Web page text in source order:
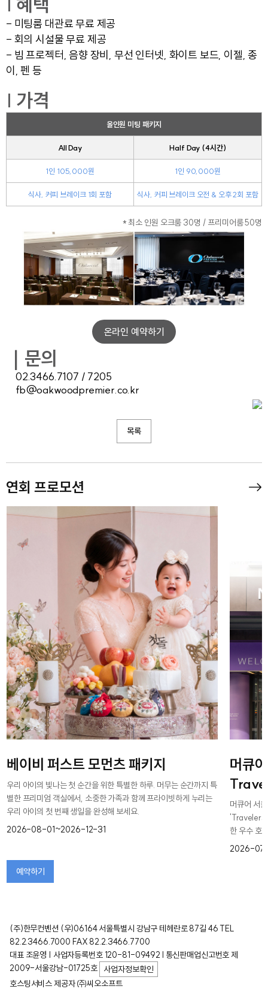
- 미팅룸 대관료 무료 제공
- 회의 시설물 무료 제공
- 빔 프로젝터, 음향 장비, 무선 인터넷, 화이트 보드, 이젤, 종
이, 펜 등
| 가격
올인원 미팅 패키지
All Day Half Day (4시간)
1인 105,000원 1인 90,000원
식사, 커피 브레이크 1회 포함 식사, 커피 브레이크 오전 & 오후 2회 포함
* 최소 인원 오크룸 30명 / 프리미어룸 50명
온라인 예약하기
｜문의
02.3466.7107 / 7205
fb@oakwoodpremier.co.kr
목록
연회 프로모션
베이비 퍼스트 모먼츠 패키지
우리 아이의 빛나는 첫 순간을 위한 특별한 하루. 머무는 순간까지 특
별한 프리미엄 객실에서, 소중한 가족과 함께 프라이빗하게 누리는
우리 아이의 첫 번째 생일을 완성해 보세요.
2026-08-01~2026-12-31
예약하기
머큐
머큐어 서
'Travelers'
한 우수 호
2026-
(주)한무컨벤션 (우)06164 서울특별시 강남구 테헤란로 87길 46 TEL
82.2.3466.7000 FAX 82.2.3466.7700
대표 조윤영 | 사업자등록번호 120-81-09492 l 통신판매업신고번호 제
2009-서울강남-01725호
사업자정보확인
호스팅서비스 제공자 ㈜씨오소프트